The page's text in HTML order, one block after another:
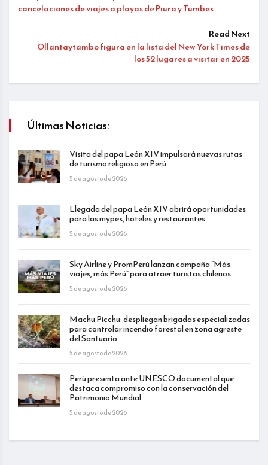
cancelaciones de viajes a playas de Piura y Tumbes
Read Next
Ollantaytambo figura en la lista del New York Times de
los 52 lugares a visitar en 2025
Últimas Noticias:
Visita del papa León XIV impulsará nuevas rutas
de turismo religioso en Perú
5 de agosto de 2026
Llegada del papa León XIV abrirá oportunidades
para las mypes, hoteles y restaurantes
5 de agosto de 2026
Sky Airline y PromPerú lanzan campaña “Más
viajes, más Perú” para atraer turistas chilenos
5 de agosto de 2026
Machu Picchu: despliegan brigadas especializadas
para controlar incendio forestal en zona agreste
del Santuario
5 de agosto de 2026
Perú presenta ante UNESCO documental que
destaca compromiso con la conservación del
Patrimonio Mundial
5 de agosto de 2026